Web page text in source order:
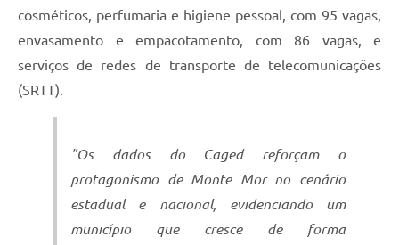
cosméticos, perfumaria e higiene pessoal, com 95 vagas,
envasamento e empacotamento, com 86 vagas, e
serviços de redes de transporte de telecomunicações
(SRTT).
"Os dados do Caged reforçam o
protagonismo de Monte Mor no cenário
estadual e nacional, evidenciando um
município que cresce de forma